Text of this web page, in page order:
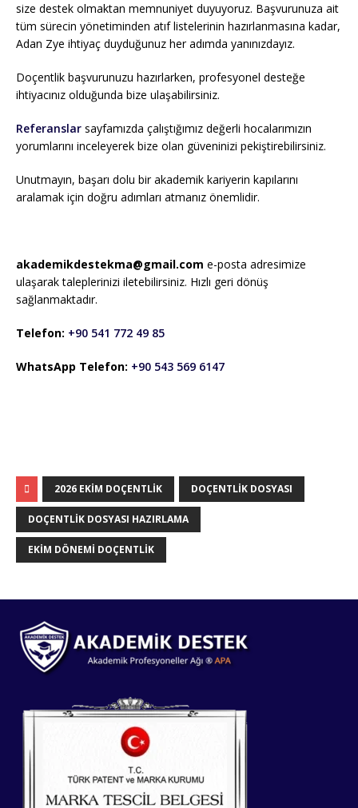
size destek olmaktan memnuniyet duyuyoruz. Başvurunuza ait
tüm sürecin yönetiminden atıf listelerinin hazırlanmasına kadar,
Adan Zye ihtiyaç duyduğunuz her adımda yanınızdayız.
Doçentlik başvurunuzu hazırlarken, profesyonel desteğe
ihtiyacınız olduğunda bize ulaşabilirsiniz.
Referanslar sayfamızda çalıştığımız değerli hocalarımızın
yorumlarını inceleyerek bize olan güveninizi pekiştirebilirsiniz.
Unutmayın, başarı dolu bir akademik kariyerin kapılarını
aralamak için doğru adımları atmanız önemlidir.
akademikdestekma@gmail.com e-posta adresimize
ulaşarak taleplerinizi iletebilirsiniz. Hızlı geri dönüş
sağlanmaktadır.
Telefon: +90 541 772 49 85
WhatsApp Telefon: +90 543 569 6147
2026 EKIM DOÇENTLIK DOÇENTLIK DOSYASI
DOÇENTLIK DOSYASI HAZIRLAMA
EKIM DÖNEMI DOÇENTLIK